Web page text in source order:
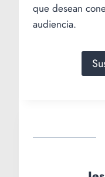
que desean
audiencia.